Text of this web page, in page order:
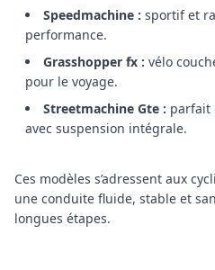
Speedmachine : sportif et
performance.
Grasshopper fx : vélo
pour le voyage.
Streetmachine Gte : parfait
avec suspension intégrale.
Ces modèles s’adressent aux
une conduite fluide, stable et
longues étapes.